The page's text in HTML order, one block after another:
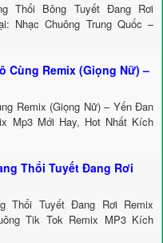
Thổi Bông Tuyết Đang Rơi
Nhạc Chuông Trung Quốc –
Cùng Remix (Giọng Nữ) –
Remix (Giọng Nữ) – Yến Đan
Mp3 Mới Hay, Hot Nhất Kích
Thổi Tuyết Đang Rơi
Thổi Tuyết Đang Rơi Remix
Tik Tok Remix MP3 Kích